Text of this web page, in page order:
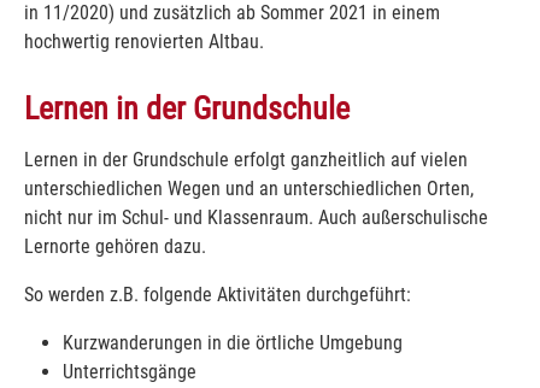
in 11/2020) und zusätzlich ab Sommer 2021 in einem
hochwertig renovierten Altbau.
Lernen in der Grundschule
Lernen in der Grundschule erfolgt ganzheitlich auf vielen
unterschiedlichen Wegen und an unterschiedlichen Orten,
nicht nur im Schul- und Klassenraum. Auch außerschulische
Lernorte gehören dazu.
So werden z.B. folgende Aktivitäten durchgeführt:
Kurzwanderungen in die örtliche Umgebung
Unterrichtsgänge